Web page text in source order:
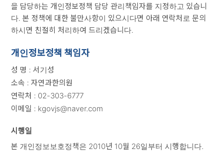
을 담당하는 개인정보정책 담당 관리책임자를 지정하고 있습니
다. 본 정책에 대한 불만사항이 있으시다면 아래 연락처로 문의
하시면 친절히 처리하여 드리겠습니다.
개인정보정책 책임자
성 명 : 서기성
소속 : 자연과한의원
연락처 : 02-303-6777
이메일 : kgovjs@naver.com
시행일
본 개인정보보호정책은 2010년 10월 26일부터 시행합니다.